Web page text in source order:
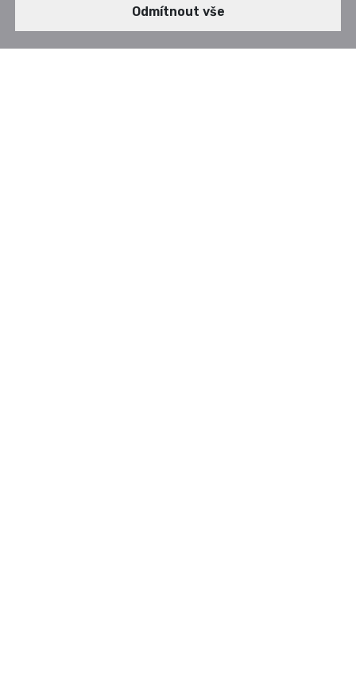
Odmítnout vše